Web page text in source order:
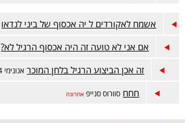
אשמח לאקורדים ל יה אכסוף של ביני לנדאו
אם אני לא טועה זה היה אכסוף הרגיל לא?
זה אכן הביצוע הרגיל בלחן המוכר אנונימי 14
חחח סוורוס סנייפ אחרונה